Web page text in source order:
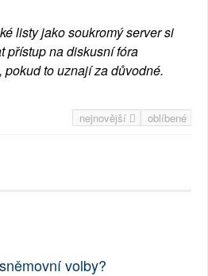
listy jako soukromý server si
přístup na diskusní fóra
to uznají za důvodné.
nejnovější oblíbené
volby?